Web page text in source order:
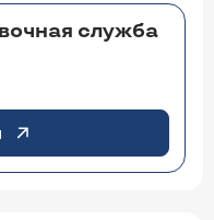
служба